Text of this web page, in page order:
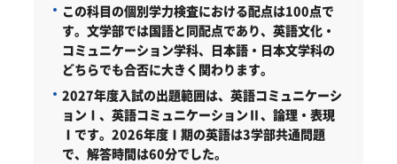
この科目の個別学力検査における配点は100点で
す。文学部では国語と同配点であり、英語文化・
コミュニケーション学科、日本語・日本文学科の
どちらでも合否に大きく関わります。
2027年度入試の出題範囲は、英語コミュニケーシ
ョンⅠ、英語コミュニケーションⅡ、論理・表現
Ⅰです。2026年度Ⅰ期の英語は3学部共通問題
で、解答時間は60分でした。